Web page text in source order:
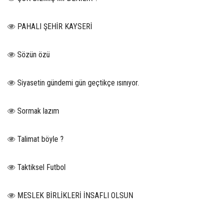
PAHALI ŞEHİR KAYSERİ
Sözün özü
Siyasetin gündemi gün geçtikçe ısınıyor.
Sormak lazım
Talimat böyle ?
Taktiksel Futbol
MESLEK BİRLİKLERİ İNSAFLI OLSUN